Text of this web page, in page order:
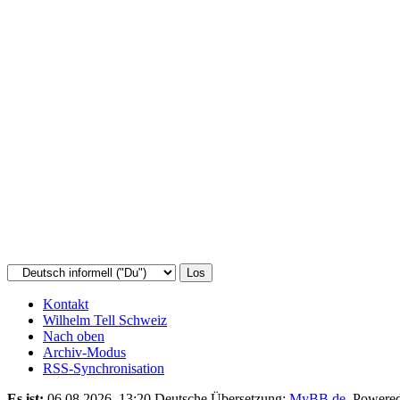
Kontakt
Wilhelm Tell Schweiz
Nach oben
Archiv-Modus
RSS-Synchronisation